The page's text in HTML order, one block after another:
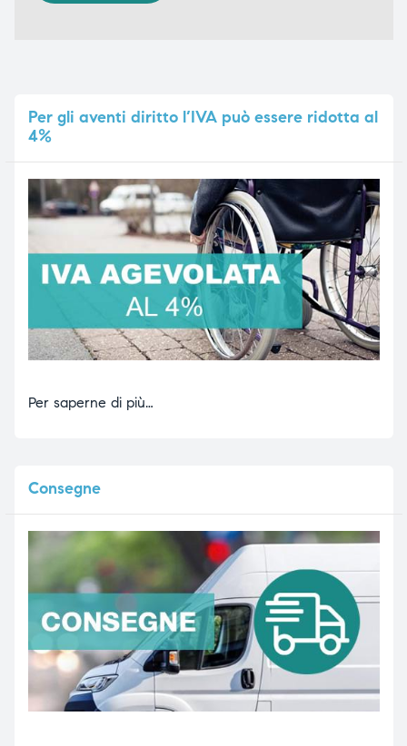
Pergli aventi diritto l’IVA può essere ridotta al
4%
Per saperne di più…
Consegne